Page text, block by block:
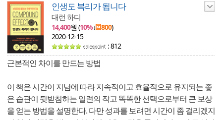
인생도 복리가 됩니다
대런 하디
14,400원 (10%↓ 800)
2020-12-15
: 812
근본적인 차이를 만드는 방법
이 책은 시간이 지남에 따라 지속적이고 효율적으로 유지되는 좋
은 습관이 뒷받침하는 일련의 작고 똑똑한 선택으로부터 큰 보상
을 얻는 방법을 설명한다. 다만 성과를 보려면 시간이 좀 걸리겠지